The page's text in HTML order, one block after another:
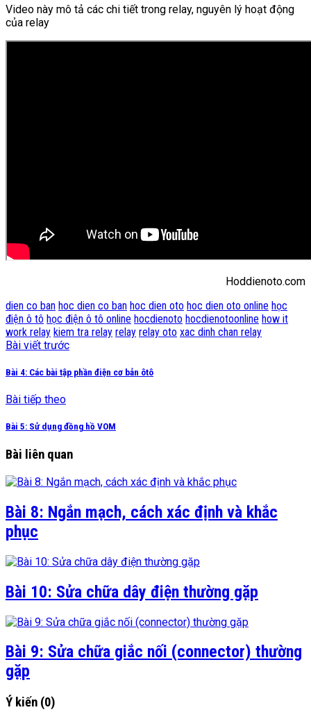
Video này mô tả các chi tiết trong relay, nguyên lý hoạt động
của relay
Hoddienoto.com
dien co ban hoc dien co ban hoc dien oto hoc dien oto online học
điện ô tô học điện ô tô online hocdienoto hocdienotoonline how it
work relay kiem tra relay relay relay oto xac dinh chan relay
Bài viết trước
Bài 4: Các bài tập phần điện cơ bản ôtô
Bài tiếp theo
Bài 5: Sử dụng đồng hồ VOM
Bài liên quan
Bài 8: Ngắn mạch, cách xác định và khắc
phục
Bài 10: Sửa chữa dây điện thường gặp
Bài 9: Sửa chữa giắc nối (connector) thường
gặp
Ý kiến (0)